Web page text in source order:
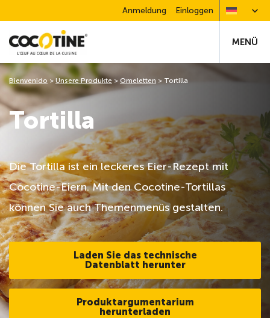
Anmeldung Einloggen
MENÜ
Tortilla
Die Tortilla ist ein leckeres Eier-Rezept mit
Cocotine-Eiern. Mit den Cocotine-Tortillas
können Sie auch Themenmenüs gestalten.
Laden Sie das technische
Datenblatt herunter
Produktargumentarium
herunterladen
Bienvenido >Unsere Produkte > Omeletten > Tortilla